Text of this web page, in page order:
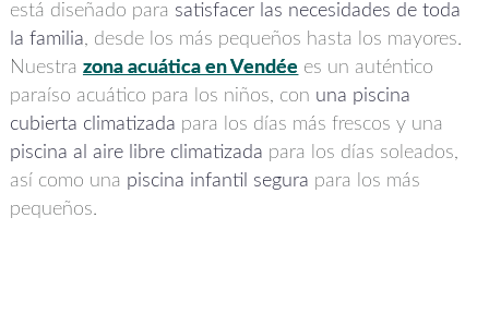
está diseñado para satisfacer las necesidades de toda
la familia , desde los más pequeños hasta los mayores.
Nuestra zona acuática en Vendée es un auténtico
paraíso acuático para los niños, con una piscina
cubierta climatizada para los días más frescos y una
piscina al aire libre climatizada para los días soleados,
así como una piscina infantil segura para los más
pequeños.